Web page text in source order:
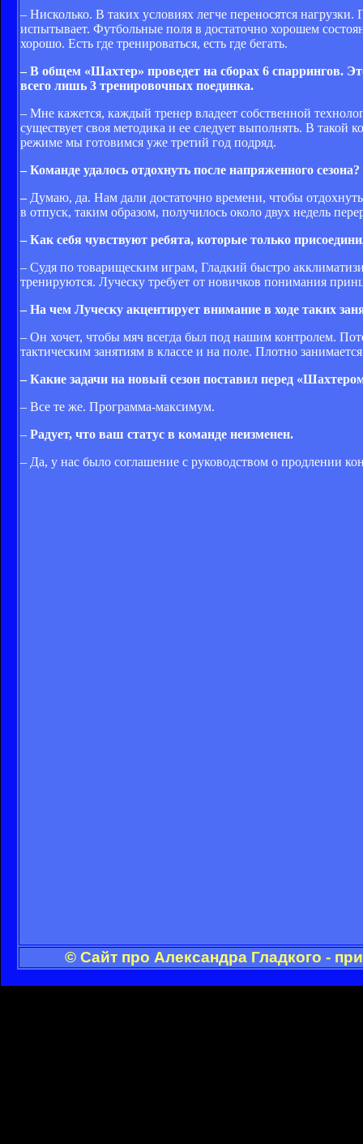
– Нисколько. В таких условиях легче переносятся
испытывает. Футбольные поля в достаточно хорошем
хорошо. Есть где тренироваться, есть где бегать.
– В общем «Шахтер» проведет на сборах 6 спаррингов.
всего лишь 3 тренировочных поединка.
– Мне кажется, каждый тренер владеет собственной
существует своя методика и ее следует выполнять. В такой
режиме мы готовимся уже третий год подряд.
– Команде удалось отдохнуть после напряженного сезона?
– Думаю, да. Нам дали достаточно времени, чтобы
в отпуск, таким образом, получилось около двух недель
– Как себя чувствуют ребята, которые только
– Судя по товарищеским играм, Гладкий быстро
тренируются. Луческу требует от новичков понимания
– На чем Луческу акцентирует внимание в ходе таких
– Он хочет, чтобы мяч всегда был под нашим контролем.
тактическим занятиям в классе и на поле. Плотно
– Какие задачи на новый сезон поставил перед
– Все те же. Программа-максимум.
– Радует, что ваш статус в команде неизменен.
– Да, у нас было соглашение с руководством о продлении
© Сайт про Александра Гладкого -